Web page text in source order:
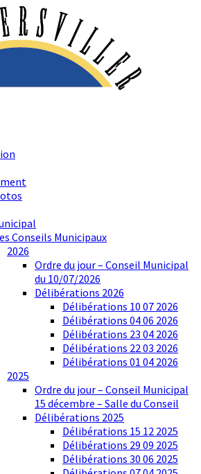
Conseils Municipaux
2026
Ordre du jour – Conseil Municipal
du 10/07/2026
Délibérations 2026
Délibérations 10 07 2026
Délibérations 04 06 2026
Délibérations 23 04 2026
Délibérations 22 03 2026
Délibérations 01 04 2026
2025
Ordre du jour – Conseil Municipal
15 décembre – Salle du Conseil
Délibérations 2025
Délibérations 15 12 2025
Délibérations 29 09 2025
Délibérations 30 06 2025